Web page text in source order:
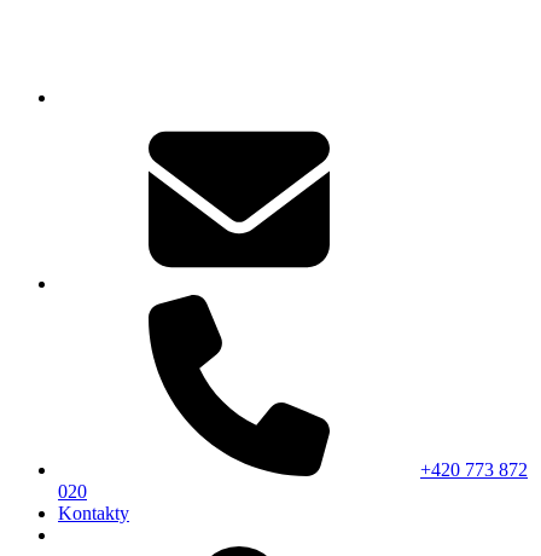
+420 773 872
020
Kontakty